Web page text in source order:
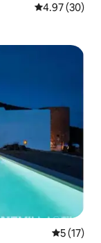
Calificación
4.97 (30)
5 (17)